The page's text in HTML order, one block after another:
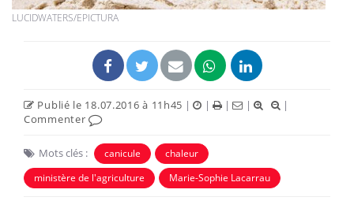
LUCIDWATERS/EPICTURA
Publié le 18.07.2016 à 11h45 | | | |
|
Commenter
Mots clés : canicule
chaleur
ministère de l'agriculture
Marie-Sophie Lacarrau